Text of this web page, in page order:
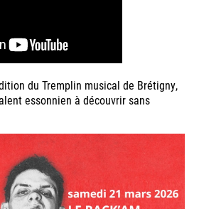
du Tremplin musical de Brétigny,
essonnien à découvrir sans